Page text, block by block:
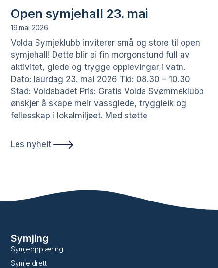
Open symjehall 23. mai
19.mai 2026
Volda Symjeklubb inviterer små og store til open
symjehall! Dette blir ei fin morgonstund full av
aktivitet, glede og trygge opplevingar i vatn.
Dato: laurdag 23. mai 2026 Tid: 08.30 – 10.30
Stad: Voldabadet Pris: Gratis Volda Svømmeklubb
ønskjer å skape meir vassglede, tryggleik og
fellesskap i lokalmiljøet. Med støtte
Les nyheit
Symjing
Symjeopplæring
Symjeidrett